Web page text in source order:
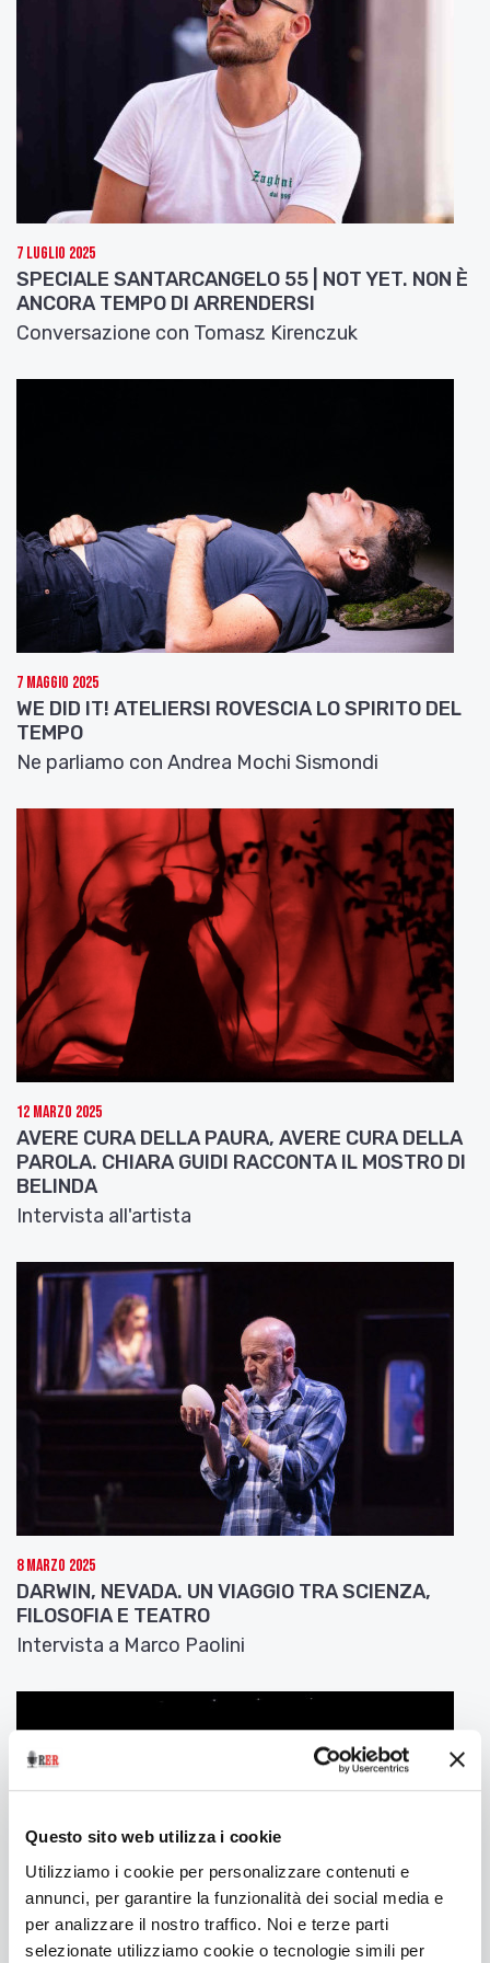
Questo sito web utilizza i cookie
Utilizziamo i cookie per personalizzare contenuti e
annunci, per garantire la funzionalità dei social media e
per analizzare il nostro traffico. Noi e terze parti
selezionate utilizziamo cookie o tecnologie simili per
Al termine di ogni spettacolo si terrà un incontro
con la compagnia moderato da Andrea Nanni e
tutta la rassegna sarà seguita dal blog
ipercinetica, come ci racconta Massimo Marino,
uno dei curatori.
Intervista a Massimo Marino
7 Luglio 2025
SPECIALE SANTARCANGELO 55 | NOT YET. NON È
ANCORA TEMPO DI ARRENDERSI
Conversazione con Tomasz Kirenczuk
7 Maggio 2025
WE DID IT! ATELIERSI ROVESCIA LO SPIRITO DEL
TEMPO
Ne parliamo con Andrea Mochi Sismondi
12 Marzo 2025
AVERE CURA DELLA PAURA, AVERE CURA DELLA
PAROLA. CHIARA GUIDI RACCONTA IL MOSTRO DI
BELINDA
Intervista all'artista
8 Marzo 2025
DARWIN, NEVADA. UN VIAGGIO TRA SCIENZA,
FILOSOFIA E TEATRO
Intervista a Marco Paolini